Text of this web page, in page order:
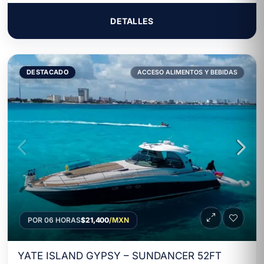
DETALLES
DESTACADO ACCESO ALIMENTOS Y BEBIDAS
POR 06 HORAS$21,400/MXN
YATE ISLAND GYPSY – SUNDANCER 52FT